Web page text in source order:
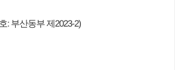
: 부산동부 제2023-2)